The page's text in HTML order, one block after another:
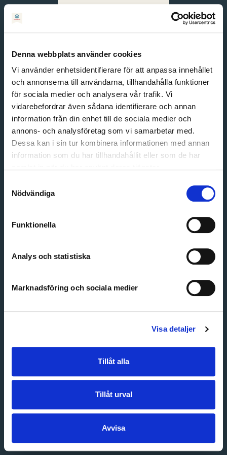
Denna webbplats använder cookies
Vi använder enhetsidentifierare för att anpassa innehållet
och annonserna till användarna, tillhandahålla funktioner
för sociala medier och analysera vår trafik. Vi
vidarebefordrar även sådana identifierare och annan
information från din enhet till de sociala medier och
annons- och analysföretag som vi samarbetar med.
Dessa kan i sin tur kombinera informationen med annan
information som du har tillhandahållit eller som de har
Nödvändiga
Funktionella
Analys och statistiska
Marknadsföring och sociala medier
Visa detaljer
Tillåt alla
Tillåt urval
Avvisa
English
Svenska
Email address
Customer service